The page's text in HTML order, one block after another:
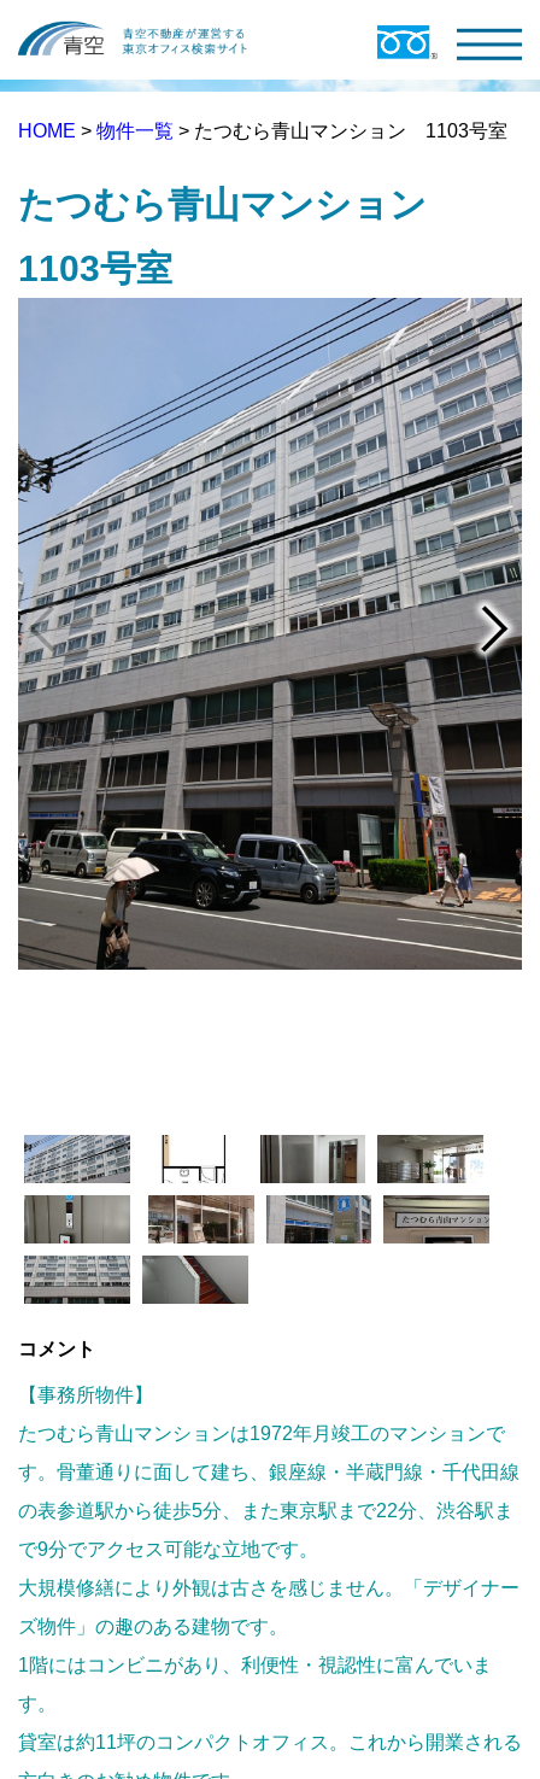
HOME > 物件一覧 > たつむら青山マンション 1103号室
たつむら青山マンション
1103号室
コメント
【事務所物件】
たつむら青山マンションは1972年月竣工のマンションで
す。骨董通りに面して建ち、銀座線・半蔵門線・千代田線
の表参道駅から徒歩5分、また東京駅まで22分、渋谷駅ま
で9分でアクセス可能な立地です。
大規模修繕により外観は古さを感じません。「デザイナー
ズ物件」の趣のある建物です。
1階にはコンビニがあり、利便性・視認性に富んでいま
す。
貸室は約11坪のコンパクトオフィス。これから開業される